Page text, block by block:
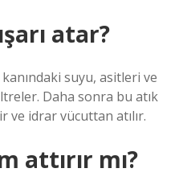
atar?
suyu, asitleri ve
Daha sonra bu atık
idrar vücuttan atılır.
attırır mı?